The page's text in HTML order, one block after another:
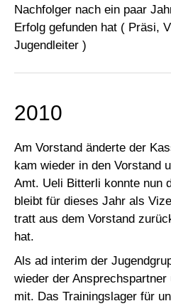
Nachfolger nach ein paar
Erfolg gefunden hat ( Präsi,
Jugendleiter )
2010
Am Vorstand änderte der
kam wieder in den Vorstand
Amt. Ueli Bitterli konnte nun
bleibt für dieses Jahr als
tratt aus dem Vorstand
hat.
Als ad interim der
wieder der
mit. Das Trainingslager für